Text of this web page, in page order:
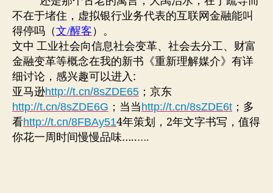
不在于堵住，虚拟银行业务代表的互联网金融能叫
得停吗（文/醒客 ）。
文中 工业社会向信息社会变革、社会去分工、财富
金融变革等概念在我的新书《重新理解媒介》有详
细讨论，感兴趣可以进入:
亚马逊http://t.cn/8sZDE65 ；京东
http://t.cn/8sZDE6G ；当当http://t.cn/8sZDE6t ；多
看http://t.cn/8FBAy514年策划，2年文字书写，值得
你花一周时间慢慢品味…..….